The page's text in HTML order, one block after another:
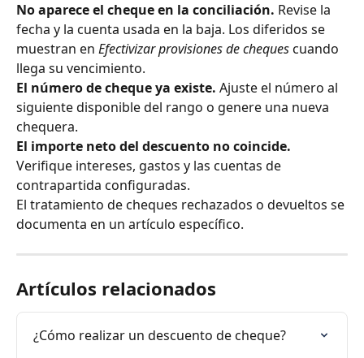
No aparece el cheque en la conciliación. Revise la
fecha y la cuenta usada en la baja. Los diferidos se
muestran en Efectivizar provisiones de cheques cuando
llega su vencimiento.
El número de cheque ya existe. Ajuste el número al
siguiente disponible del rango o genere una nueva
chequera.
El importe neto del descuento no coincide.
Verifique intereses, gastos y las cuentas de
contrapartida configuradas.
El tratamiento de cheques rechazados o devueltos se
documenta en un artículo específico.
Artículos relacionados
¿Cómo realizar un descuento de cheque?